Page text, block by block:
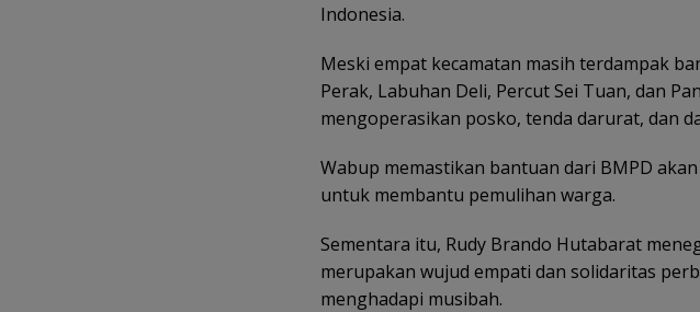
Indonesia.
Meski empat kecamatan masih terdampak
Perak, Labuhan Deli, Percut Sei Tuan, dan
mengoperasikan posko, tenda darurat, dan
Wabup memastikan bantuan dari BMPD
untuk membantu pemulihan warga.
Sementara itu, Rudy Brando Hutabarat
merupakan wujud empati dan solidaritas
menghadapi musibah.